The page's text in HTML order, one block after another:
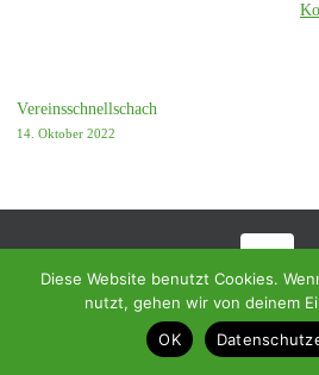
Vereinsschnellschach
14. Oktober 2022
Diese Website benutzt Cookies.
nutzt, gehen wir von deinem
OK